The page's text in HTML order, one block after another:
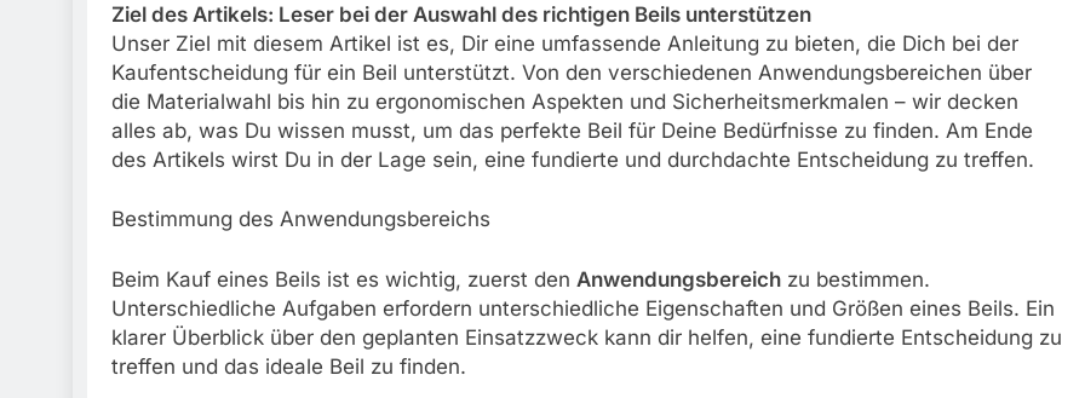
Ziel des Artikels: Leser bei der Auswahl des richtigen Beils unterstützen
Unser Ziel mit diesem Artikel ist es, Dir eine umfassende Anleitung zu bieten, die Dich bei der
Kaufentscheidung für ein Beil unterstützt. Von den verschiedenen Anwendungsbereichen über
die Materialwahl bis hin zu ergonomischen Aspekten und Sicherheitsmerkmalen – wir decken
alles ab, was Du wissen musst, um das perfekte Beil für Deine Bedürfnisse zu finden. Am Ende
des Artikels wirst Du in der Lage sein, eine fundierte und durchdachte Entscheidung zu treffen.
Bestimmung des Anwendungsbereichs
Beim Kauf eines Beils ist es wichtig, zuerst den Anwendungsbereich zu bestimmen.
Unterschiedliche Aufgaben erfordern unterschiedliche Eigenschaften und Größen eines Beils. Ein
klarer Überblick über den geplanten Einsatzzweck kann dir helfen, eine fundierte Entscheidung zu
treffen und das ideale Beil zu finden.